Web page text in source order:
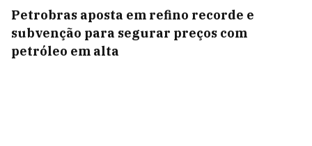
Petrobras aposta em refino recorde e
subvenção para segurar preços com
petróleo em alta